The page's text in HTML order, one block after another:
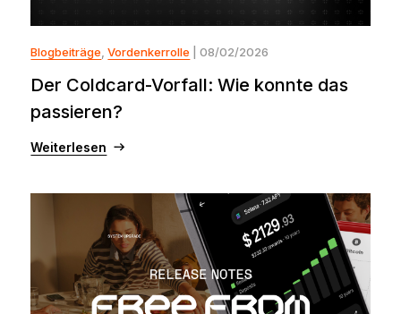
Blogbeiträge ,Vordenkerrolle | 08/02/2026
Der Coldcard-Vorfall: Wie konnte das
passieren?
Weiterlesen